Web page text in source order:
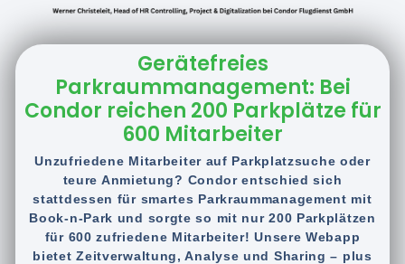
Gerätefreies
Parkraummanagement: Bei
Condor reichen 200 Parkplätze für
600 Mitarbeiter
Unzufriedene Mitarbeiter auf Parkplatzsuche oder
teure Anmietung? Condor entschied sich
stattdessen für smartes Parkraummanagement mit
Book-n-Park und sorgte so mit nur 200 Parkplätzen
für 600 zufriedene Mitarbeiter! Unsere Webapp
bietet Zeitverwaltung, Analyse und Sharing – plus